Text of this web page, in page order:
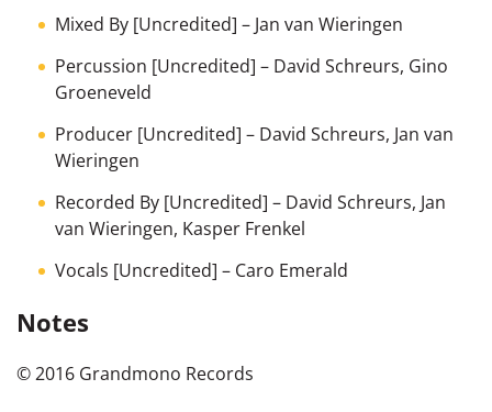
Mixed By [Uncredited] – Jan van Wieringen
Percussion [Uncredited] – David Schreurs, Gino
Groeneveld
Producer [Uncredited] – David Schreurs, Jan van
Wieringen
Recorded By [Uncredited] – David Schreurs, Jan
van Wieringen, Kasper Frenkel
Vocals [Uncredited] – Caro Emerald
Notes
© 2016 Grandmono Records